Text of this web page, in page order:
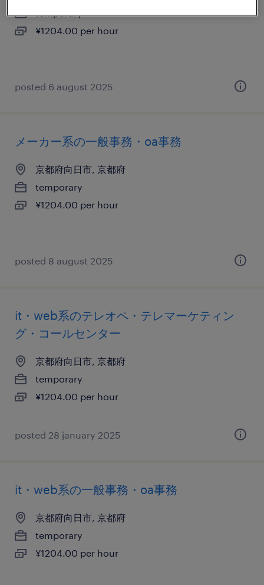
temporary
¥1204.00 per hour
posted 6 august 2025
メーカー系の一般事務・oa事務
京都府向日市, 京都府
temporary
¥1204.00 per hour
posted 8 august 2025
it・web系のテレオペ・テレマーケティン
グ・コールセンター
京都府向日市, 京都府
temporary
¥1204.00 per hour
posted 28 january 2025
it・web系の一般事務・oa事務
京都府向日市, 京都府
temporary
¥1204.00 per hour